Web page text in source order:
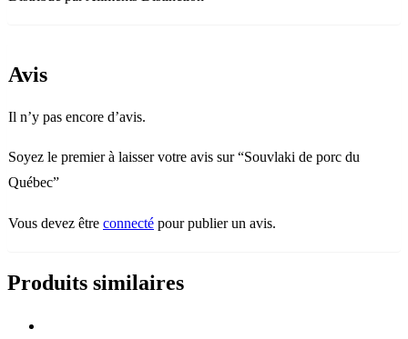
Avis
Il n’y pas encore d’avis.
Soyez le premier à laisser votre avis sur “Souvlaki de porc du
Québec”
Vous devez être connecté pour publier un avis.
Produits similaires